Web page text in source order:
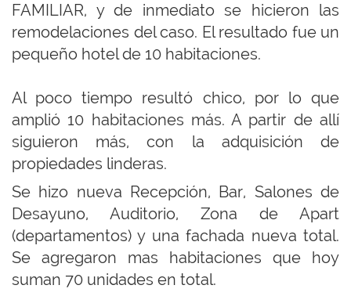
FAMILIAR, y de inmediato se hicieron las
remodelaciones del caso. El resultado fue un
pequeño hotel de 10 habitaciones.
Al poco tiempo resultó chico, por lo que
amplió 10 habitaciones más. A partir de allí
siguieron más, con la adquisición de
propiedades linderas.
Se hizo nueva Recepción, Bar, Salones de
Desayuno, Auditorio, Zona de Apart
(departamentos) y una fachada nueva total.
Se agregaron mas habitaciones que hoy
suman 70 unidades en total.